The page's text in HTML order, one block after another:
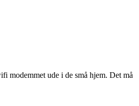
modemmet ude i de små hjem. Det må